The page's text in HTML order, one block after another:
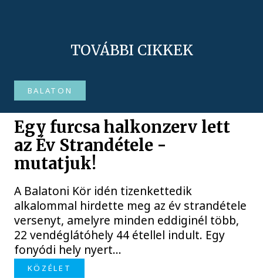
TOVÁBBI CIKKEK
BALATON
Egy furcsa halkonzerv lett
az Év Strandétele -
mutatjuk!
A Balatoni Kör idén tizenkettedik
alkalommal hirdette meg az év strandétele
versenyt, amelyre minden eddiginél több,
22 vendéglátóhely 44 étellel indult. Egy
fonyódi hely nyert...
KÖZÉLET